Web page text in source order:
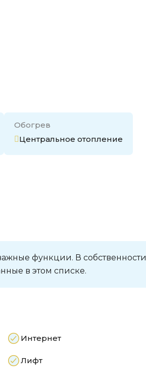
Обогрев
Центральное отопление
функции. В собственности
в этом списке.
Интернет
Лифт